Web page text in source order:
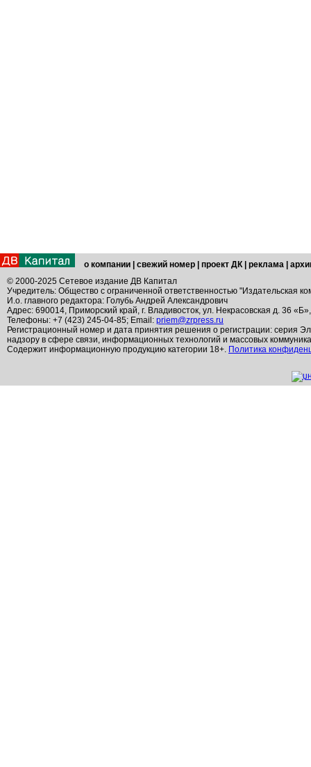
о компании свежий номер проект ДК реклама
© 2000-2025 Сетевое издание ДВ Капитал
Учредитель: Общество с ограниченной ответственностью "Издательская
И.о. главного редактора: Голубь Андрей Александрович
Адрес: 690014, Приморский край, г. Владивосток, ул. Некрасовская д. 36
Телефоны: +7 (423) 245-04-85; Email: priem@zrpress.ru
Регистрационный номер и дата принятия решения о регистрации: серия
надзору в сфере связи, информационных технологий и массовых
Содержит информационную продукцию категории 18+. Политика